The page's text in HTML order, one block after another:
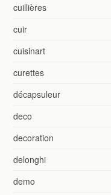
cuillières
cuir
cuisinart
curettes
décapsuleur
deco
decoration
delonghi
demo